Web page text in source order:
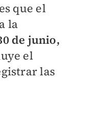
que el
la
de junio,
el
las